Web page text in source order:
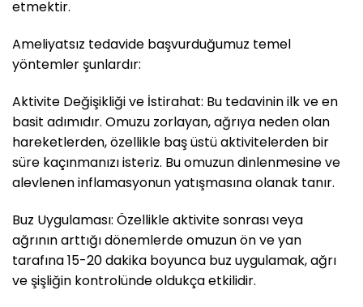
etmektir.
Ameliyatsız tedavide başvurduğumuz temel
yöntemler şunlardır:
Aktivite Değişikliği ve İstirahat: Bu tedavinin ilk ve en
basit adımıdır. Omuzu zorlayan, ağrıya neden olan
hareketlerden, özellikle baş üstü aktivitelerden bir
süre kaçınmanızı isteriz. Bu omuzun dinlenmesine ve
alevlenen inflamasyonun yatışmasına olanak tanır.
Buz Uygulaması: Özellikle aktivite sonrası veya
ağrının arttığı dönemlerde omuzun ön ve yan
tarafına 15-20 dakika boyunca buz uygulamak, ağrı
ve şişliğin kontrolünde oldukça etkilidir.